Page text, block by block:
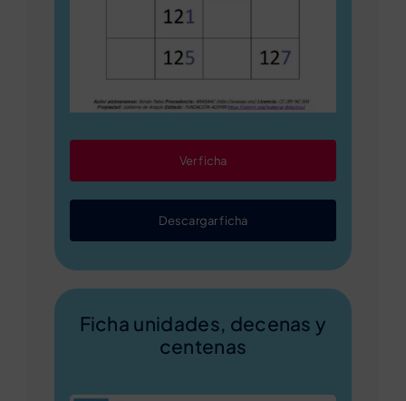
Ver ficha
Descargar ficha
Ficha unidades, decenas y
centenas